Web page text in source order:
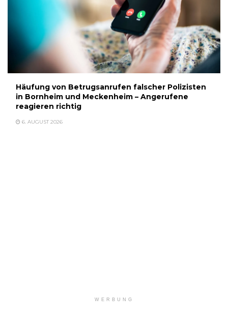
Häufung von Betrugsanrufen falscher Polizisten
in Bornheim und Meckenheim – Angerufene
reagieren richtig
6. AUGUST 2026
WERBUNG